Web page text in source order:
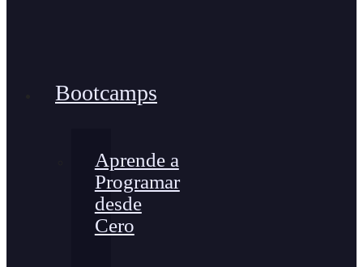
Bootcamps
Aprende a
Programar
desde
Cero